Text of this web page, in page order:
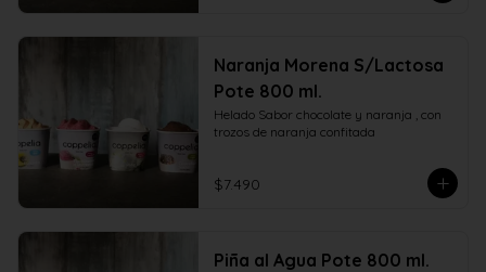
Naranja Morena S/Lactosa
Pote 800 ml.
Helado Sabor chocolate y naranja , con
trozos de naranja confitada
$7.490
Piña al Agua Pote 800 ml.